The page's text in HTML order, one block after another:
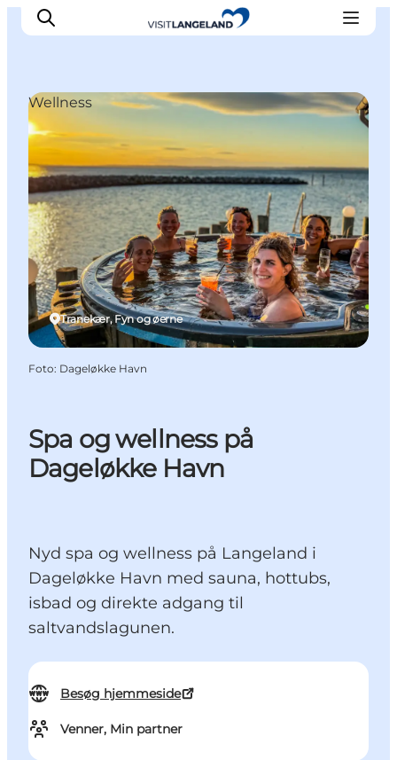
Oplevelser
Byer og øer
Outdoor
Overnatning
Planlæg ferie
Spa og wellness på
Dageløkke Havn
Nyd spa og wellness på Langeland i
Dageløkke Havn med sauna, hottubs,
isbad og direkte adgang til
saltvandslagunen.
Besøg hjemmeside
Venner, Min partner
Tranekær, Fyn og øerne
Wellness
Foto: Dageløkke Havn